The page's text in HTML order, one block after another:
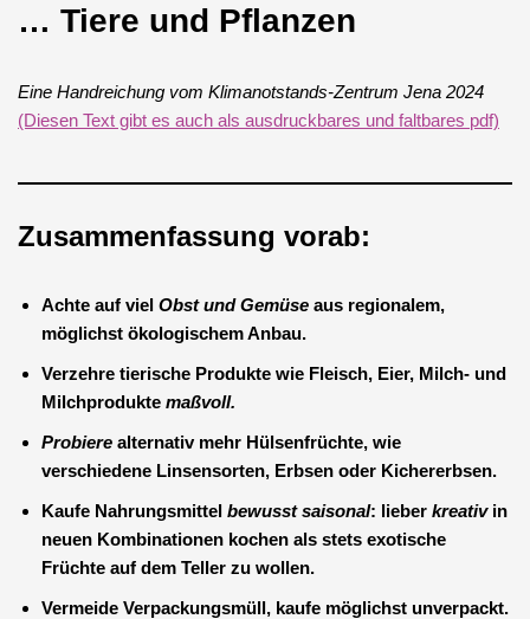
… Tiere und Pflanzen
Eine Handreichung vom Klimanotstands-Zentrum Jena 2024
(Diesen Text gibt es auch als ausdruckbares und faltbares pdf)
Zusammenfassung vorab:
Achte auf viel Obst und Gemüse aus regionalem,
möglichst ökologischem Anbau.
Verzehre tierische Produkte wie Fleisch, Eier, Milch- und
Milchprodukte maßvoll.
Probiere alternativ mehr Hülsenfrüchte, wie
verschiedene Linsensorten, Erbsen oder Kichererbsen.
Kaufe Nahrungsmittel bewusst saisonal: lieber kreativin
neuen Kombinationen kochen als stets exotische
Früchte auf dem Teller zu wollen.
Vermeide Verpackungsmüll, kaufe möglichst unverpackt.